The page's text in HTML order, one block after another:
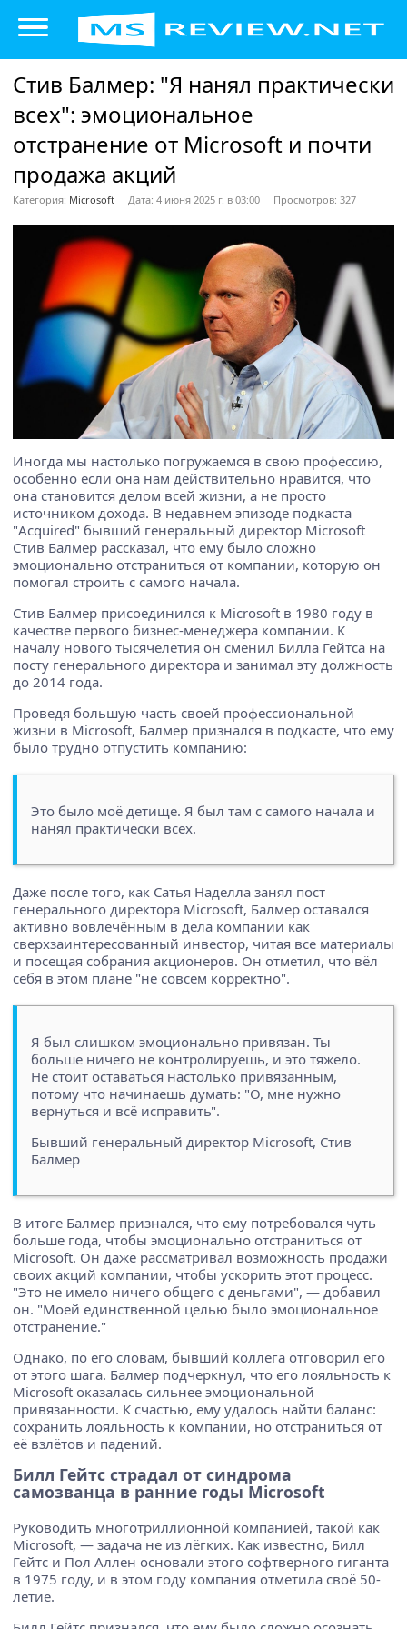
Стив Балмер: "Я нанял практически
всех": эмоциональное
отстранение от Microsoft и почти
продажа акций
Категория: Microsoft Дата: 4 июня 2025 г. в 03:00 Просмотров: 327
Иногда мы настолько погружаемся в свою профессию,
особенно если она нам действительно нравится, что
она становится делом всей жизни, а не просто
источником дохода. В недавнем эпизоде подкаста
"Acquired" бывший генеральный директор Microsoft
Стив Балмер рассказал, что ему было сложно
эмоционально отстраниться от компании, которую он
помогал строить с самого начала.
Стив Балмер присоединился к Microsoft в 1980 году в
качестве первого бизнес-менеджера компании. К
началу нового тысячелетия он сменил Билла Гейтса на
посту генерального директора и занимал эту должность
до 2014 года.
Проведя большую часть своей профессиональной
жизни в Microsoft, Балмер признался в подкасте, что ему
было трудно отпустить компанию:
Это было моё детище. Я был там с самого начала и
нанял практически всех.
Даже после того, как Сатья Наделла занял пост
генерального директора Microsoft, Балмер оставался
активно вовлечённым в дела компании как
сверхзаинтересованный инвестор, читая все материалы
и посещая собрания акционеров. Он отметил, что вёл
себя в этом плане "не совсем корректно".
Я был слишком эмоционально привязан. Ты
больше ничего не контролируешь, и это тяжело.
Не стоит оставаться настолько привязанным,
потому что начинаешь думать: "О, мне нужно
вернуться и всё исправить".
Бывший генеральный директор Microsoft, Стив
Балмер
В итоге Балмер признался, что ему потребовался чуть
больше года, чтобы эмоционально отстраниться от
Microsoft. Он даже рассматривал возможность продажи
своих акций компании, чтобы ускорить этот процесс.
"Это не имело ничего общего с деньгами", — добавил
он. "Моей единственной целью было эмоциональное
отстранение."
Однако, по его словам, бывший коллега отговорил его
от этого шага. Балмер подчеркнул, что его лояльность к
Microsoft оказалась сильнее эмоциональной
привязанности. К счастью, ему удалось найти баланс:
сохранить лояльность к компании, но отстраниться от
её взлётов и падений.
Билл Гейтс страдал от синдрома
самозванца в ранние годы Microsoft
Руководить многотриллионной компанией, такой как
Microsoft, — задача не из лёгких. Как известно, Билл
Гейтс и Пол Аллен основали этого софтверного гиганта
в 1975 году, и в этом году компания отметила своё 50-
летие.